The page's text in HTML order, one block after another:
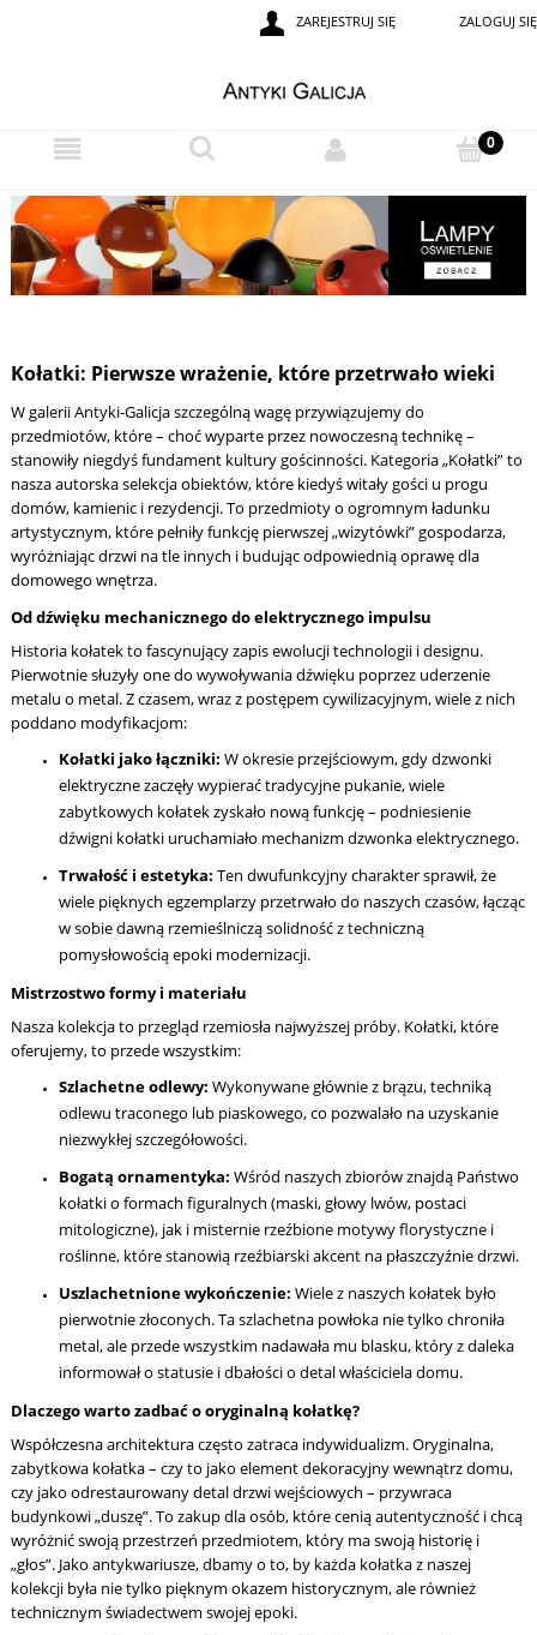
ZAREJESTRUJ SIĘ ZALOGUJ SIĘ
Kołatki: Pierwsze wrażenie, które przetrwało wieki
W galerii Antyki-Galicja szczególną wagę przywiązujemy do
przedmiotów, które – choć wyparte przez nowoczesną technikę –
stanowiły niegdyś fundament kultury gościnności. Kategoria „Kołatki” to
nasza autorska selekcja obiektów, które kiedyś witały gości u progu
domów, kamienic i rezydencji. To przedmioty o ogromnym ładunku
artystycznym, które pełniły funkcję pierwszej „wizytówki” gospodarza,
wyróżniając drzwi na tle innych i budując odpowiednią oprawę dla
domowego wnętrza.
Od dźwięku mechanicznego do elektrycznego impulsu
Historia kołatek to fascynujący zapis ewolucji technologii i designu.
Pierwotnie służyły one do wywoływania dźwięku poprzez uderzenie
metalu o metal. Z czasem, wraz z postępem cywilizacyjnym, wiele z nich
poddano modyfikacjom:
Kołatki jako łączniki: W okresie przejściowym, gdy dzwonki
elektryczne zaczęły wypierać tradycyjne pukanie, wiele
zabytkowych kołatek zyskało nową funkcję – podniesienie
dźwigni kołatki uruchamiało mechanizm dzwonka elektrycznego.
Trwałość i estetyka: Ten dwufunkcyjny charakter sprawił, że
wiele pięknych egzemplarzy przetrwało do naszych czasów, łącząc
w sobie dawną rzemieślniczą solidność z techniczną
pomysłowością epoki modernizacji.
Mistrzostwo formy i materiału
Nasza kolekcja to przegląd rzemiosła najwyższej próby. Kołatki, które
oferujemy, to przede wszystkim:
Szlachetne odlewy: Wykonywane głównie z brązu, techniką
odlewu traconego lub piaskowego, co pozwalało na uzyskanie
niezwykłej szczegółowości.
Bogatą ornamentyka: Wśród naszych zbiorów znajdą Państwo
kołatki o formach figuralnych (maski, głowy lwów, postaci
mitologiczne), jak i misternie rzeźbione motywy florystyczne i
roślinne, które stanowią rzeźbiarski akcent na płaszczyźnie drzwi.
Uszlachetnione wykończenie: Wiele z naszych kołatek było
pierwotnie złoconych. Ta szlachetna powłoka nie tylko chroniła
metal, ale przede wszystkim nadawała mu blasku, który z daleka
informował o statusie i dbałości o detal właściciela domu.
Dlaczego warto zadbać o oryginalną kołatkę?
Współczesna architektura często zatraca indywidualizm. Oryginalna,
zabytkowa kołatka – czy to jako element dekoracyjny wewnątrz domu,
czy jako odrestaurowany detal drzwi wejściowych – przywraca
budynkowi „duszę”. To zakup dla osób, które cenią autentyczność i chcą
wyróżnić swoją przestrzeń przedmiotem, który ma swoją historię i
„głos”. Jako antykwariusze, dbamy o to, by każda kołatka z naszej
kolekcji była nie tylko pięknym okazem historycznym, ale również
technicznym świadectwem swojej epoki.